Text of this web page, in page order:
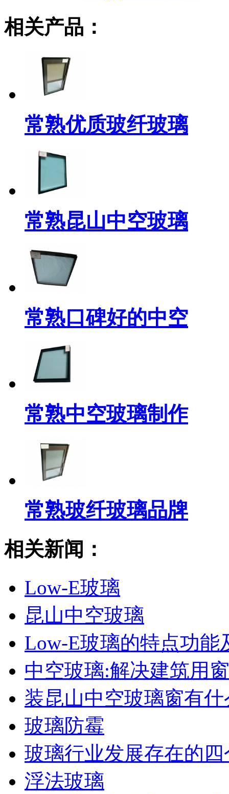
相关产品：
常熟优质玻纤玻璃
常熟昆山中空玻璃
常熟口碑好的中空
常熟中空玻璃制作
常熟玻纤玻璃品牌
相关新闻：
Low-E玻璃
昆山中空玻璃
Low-E玻璃的特点功能
中空玻璃:解决建筑用
装昆山中空玻璃窗有
玻璃防霉
玻璃行业发展存在的
浮法玻璃